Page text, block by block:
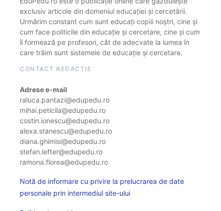
exclusiv articole din domeniul educației și cercetării.
Urmărim constant cum sunt educați copiii noștri, cine și
cum face politicile din educație și cercetare, cine și cum
îi formează pe profesori, cât de adecvate la lumea în
care trăim sunt sistemele de educație și cercetare.
CONTACT REDACȚIE
Adrese e-mail
raluca.pantazi@edupedu.ro
mihai.peticila@edupedu.ro
costin.ionescu@edupedu.ro
alexa.stanescu@edupedu.ro
diana.ghimisi@edupedu.ro
stefan.lefter@edupedu.ro
ramona.florea@edupedu.ro
Notă de informare cu privire la prelucrarea de date
personale prin intermediul site-ului